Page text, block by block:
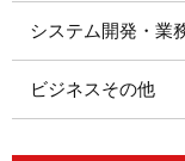
システム開発・業
ビジネスその他